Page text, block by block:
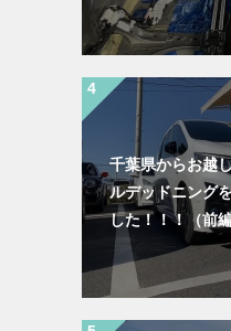
千葉県からお越
ルデッドニング
した！！！（前編